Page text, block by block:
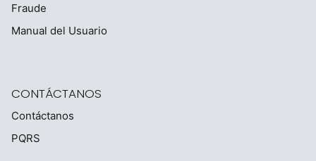
Fraude
Manual del Usuario
CONTÁCTANOS
Contáctanos
PQRS